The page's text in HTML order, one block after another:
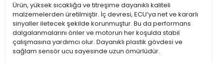
Ürün, yüksek sıcaklığa ve titreşime dayanıklı kaliteli
malzemelerden üretilmiştir. İç devresi, ECU’ya net ve kararlı
sinyaller iletecek şekilde korunmuştur. Bu da performans
dalgalanmalarını önler ve motorun her koşulda stabil
çalışmasına yardımcı olur. Dayanıklı plastik gövdesi ve
sağlam sensör ucu sayesinde uzun ömürlüdür.